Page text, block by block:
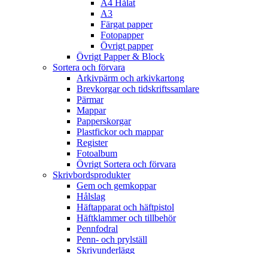
A4 Hålat
A3
Färgat papper
Fotopapper
Övrigt papper
Övrigt Papper & Block
Sortera och förvara
Arkivpärm och arkivkartong
Brevkorgar och tidskriftssamlare
Pärmar
Mappar
Papperskorgar
Plastfickor och mappar
Register
Fotoalbum
Övrigt Sortera och förvara
Skrivbordsprodukter
Gem och gemkoppar
Hålslag
Häftapparat och häftpistol
Häftklammer och tillbehör
Pennfodral
Penn- och prylställ
Skrivunderlägg